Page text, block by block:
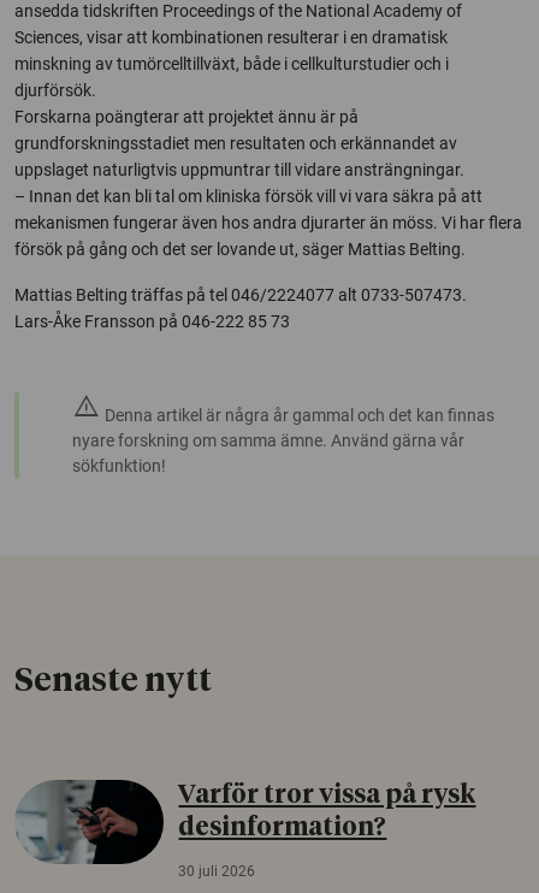
ansedda tidskriften Proceedings of the National Academy of
Sciences, visar att kombinationen resulterar i en dramatisk
minskning av tumörcelltillväxt, både i cellkulturstudier och i
djurförsök.
Forskarna poängterar att projektet ännu är på
grundforskningsstadiet men resultaten och erkännandet av
uppslaget naturligtvis uppmuntrar till vidare ansträngningar.
– Innan det kan bli tal om kliniska försök vill vi vara säkra på att
mekanismen fungerar även hos andra djurarter än möss. Vi har flera
försök på gång och det ser lovande ut, säger Mattias Belting.
Mattias Belting träffas på tel 046/2224077 alt 0733-507473.
Lars-Åke Fransson på 046-222 85 73
warning Denna artikel är några år gammal och det kan finnas
nyare forskning om samma ämne. Använd gärna vår
sökfunktion!
Senaste nytt
Varför tror vissa på rysk
desinformation?
30 juli 2026